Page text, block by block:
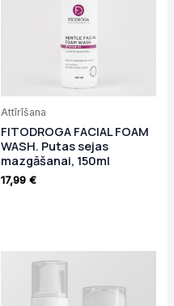
Attīrīšana
FITODROGA FACIAL FOAM
WASH. Putas sejas
mazgāšanai, 150ml
17,99 €
price
51,98 €.
is: